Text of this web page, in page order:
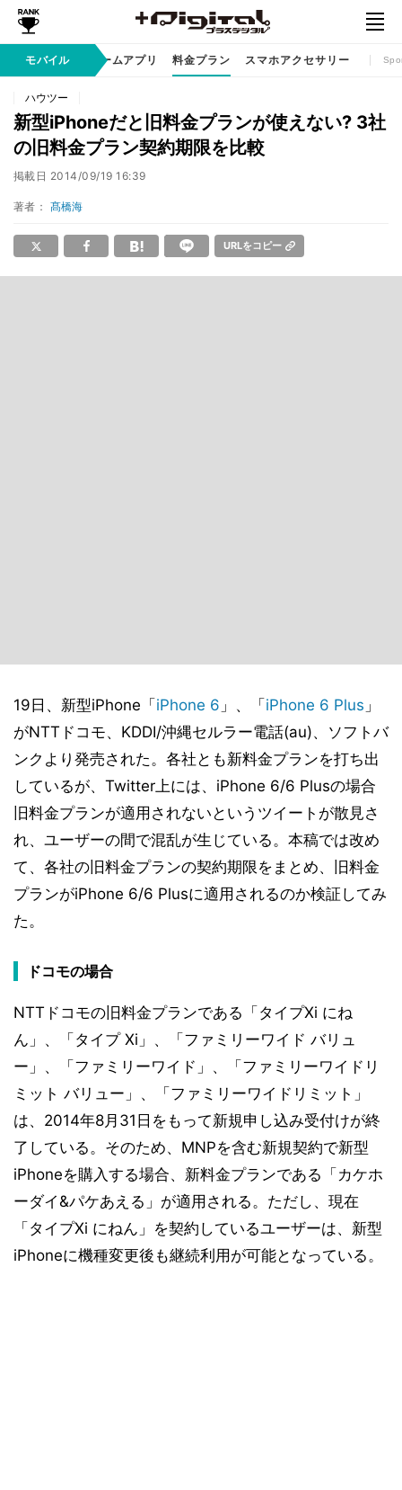
モバイル
/ サービス ゲームアプリ 料金プラン スマホアクセサリー
ハウツー
新型iPhoneだと旧料金プランが使えない? 3社
の旧料金プラン契約期限を比較
掲載日 2014/09/19 16:39
著者： 髙橋海
URLをコピー
19日、新型iPhone「 iPhone 6 」、「 iPhone 6 Plus 」
がNTTドコモ、KDDI/沖縄セルラー電話(au)、ソフトバ
ンクより発売された。各社とも新料金プランを打ち出
しているが、Twitter上には、iPhone 6/6 Plusの場合
旧料金プランが適用されないというツイートが散見さ
れ、ユーザーの間で混乱が生じている。本稿では改め
て、各社の旧料金プランの契約期限をまとめ、旧料金
プランがiPhone 6/6 Plusに適用されるのか検証してみ
た。
ドコモの場合
NTTドコモの旧料金プランである「タイプXi にね
ん」、「タイプ Xi」、「ファミリーワイド バリュ
ー」、「ファミリーワイド」、「ファミリーワイドリ
ミット バリュー」、「ファミリーワイドリミット」
は、2014年8月31日をもって新規申し込み受付けが終
了している。そのため、MNPを含む新規契約で新型
iPhoneを購入する場合、新料金プランである「カケホ
ーダイ&パケあえる」が適用される。ただし、現在
「タイプXi にねん」を契約しているユーザーは、新型
iPhoneに機種変更後も継続利用が可能となっている。